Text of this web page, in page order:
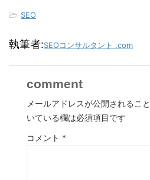
-SEO
執筆者:SEOコンサルタント .com
comment
メールアドレスが公開されるこ
いている欄は必須項目です
コメント *